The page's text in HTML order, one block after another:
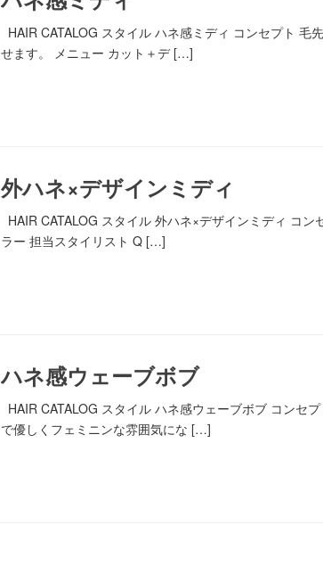
HAIR CATALOG スタイル ハネ感ミディ コンセプト
せます。 メニュー カット＋デ […]
外ハネ×デザインミディ
HAIR CATALOG スタイル 外ハネ×デザインミディ コ
ラー 担当スタイリスト Q […]
ハネ感ウェーブボブ
HAIR CATALOG スタイル ハネ感ウェーブボブ コンセ
で優しくフェミニンな雰囲気にな […]